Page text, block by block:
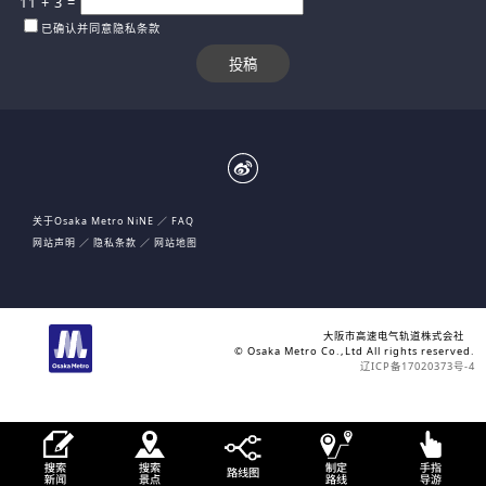
已确认并同意隐私条款
关于Osaka Metro NiNE
FAQ
网站声明
隐私条款 网站地图
大阪市高速电气轨道株式会社
© Osaka Metro Co.,Ltd All rights reserved.
辽ICP备17020373号-4